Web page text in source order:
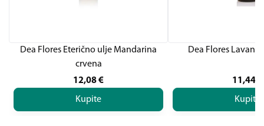
Dea Flores Eterično ulje Mandarina
crvena
12,08€
Kupite
Dea Flores
11,44
Kupite